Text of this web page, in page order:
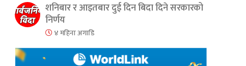
शनिबार र आइतबार दुई दिन बिदा दिने सरकारको
निर्णय
४ महिना अगाडि